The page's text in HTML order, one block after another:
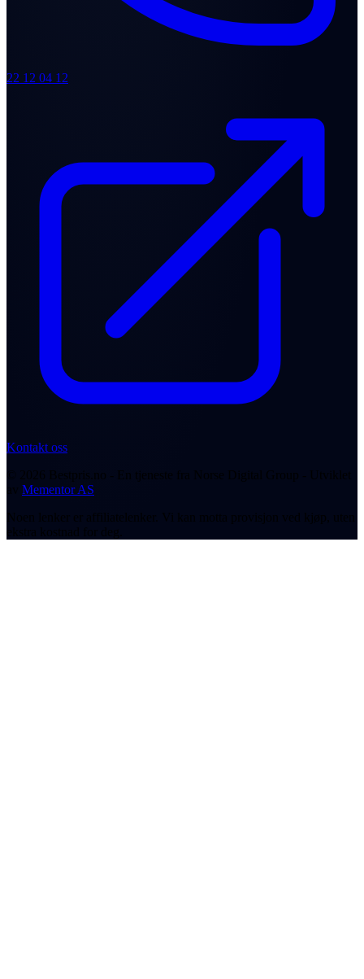
22 12 04 12
Kontakt oss
© 2026 Bestpris.no - En tjeneste fra Norse Digital Group - Utviklet
Mementor AS
Noen lenker er affiliatelenker. Vi kan motta provisjon ved kjøp, uten